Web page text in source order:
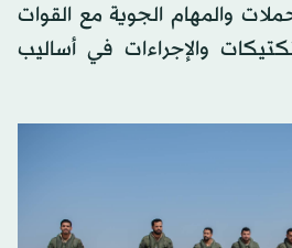
والمهام الجوية مع القوات
والإجراءات في أساليب